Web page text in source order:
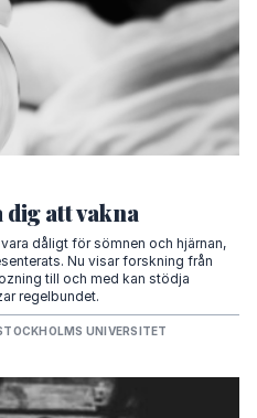
att vakna
dåligt för sömnen och hjärnan,
Nu visar forskning från
till och med kan stödja
regelbundet.
UNIVERSITET